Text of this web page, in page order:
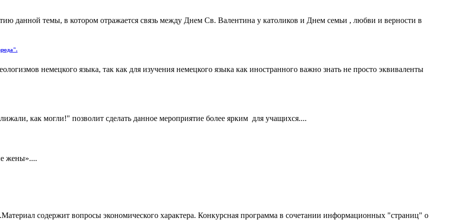
данной темы, в котором отражается связь между Днем Св. Валентина у католиков и Днем семьи , любви и верности в
немецкого языка, так как для изучения немецкого языка как иностранного важно знать не просто эквиваленты
как могли!" позволит сделать данное мероприятие более ярким для учащихся....
жены»....
содержит вопросы экономического характера. Конкурсная программа в сочетании информационных "страниц" о